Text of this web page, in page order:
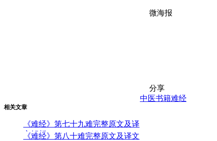
微海报
分享
相关文章
《难经》第七十九难完整原文及译
文解析
《难经》第八十难完整原文及译文
中医书籍难经